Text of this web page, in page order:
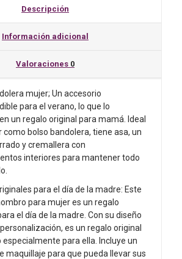
Descripción
Información adicional
Valoraciones 0
mujer; Un accesorio
para el verano, lo que lo
un regalo original para mamá. Ideal
como bolso bandolera, tiene asa, un
y cremallera con
interiores para mantener todo
para el día de la madre: Este
para mujer es un regalo
el día de la madre. Con su diseño
es un regalo original
especialmente para ella. Incluye un
maquillaje para que pueda llevar sus